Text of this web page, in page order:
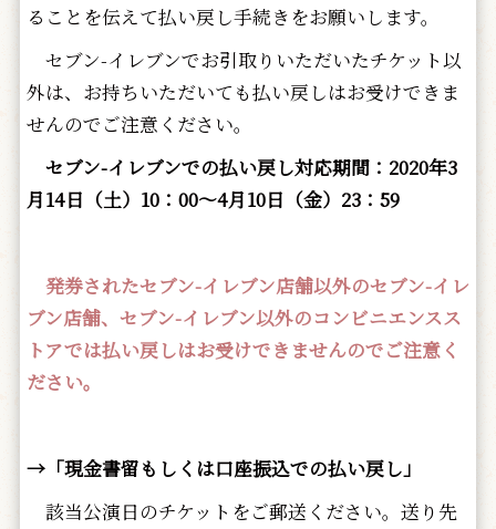
ることを伝えて払い戻し手続きをお願いします。
セブン-イレブンでお引取りいただいたチケット以
外は、お持ちいただいても払い戻しはお受けできま
せんのでご注意ください。
セブン-イレブンでの払い戻し対応期間：2020年3
月14日（土）10：00～4月10日（金）23：59
発券されたセブン-イレブン店舗以外のセブン-イレ
ブン店舗、セブン-イレブン以外のコンビニエンスス
トアでは払い戻しはお受けできませんのでご注意く
ださい。
→「現金書留もしくは口座振込での払い戻し」
該当公演日のチケットをご郵送ください。送り先